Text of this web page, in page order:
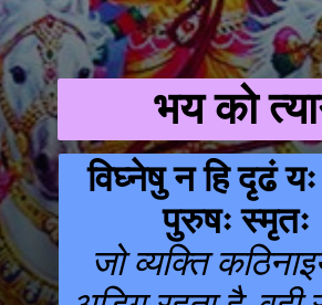
भय को
विघ्नेषु न हि दृढं
पुरुषः
जो व्यक्ति